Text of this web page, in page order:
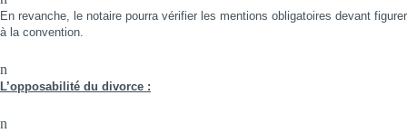
En revanche, le notaire pourra vérifier les mentions obligatoires devant figurer
à la convention.
n
L’opposabilité du divorce :
n